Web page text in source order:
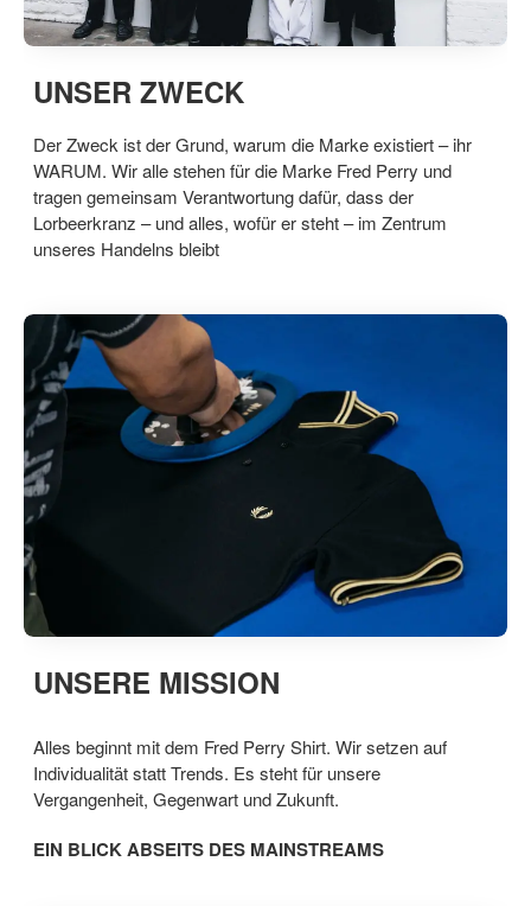
UNSER ZWECK
Der Zweck ist der Grund, warum die Marke existiert – ihr
WARUM. Wir alle stehen für die Marke Fred Perry und
tragen gemeinsam Verantwortung dafür, dass der
Lorbeerkranz – und alles, wofür er steht – im Zentrum
unseres Handelns bleibt
UNSERE MISSION
Alles beginnt mit dem Fred Perry Shirt. Wir setzen auf
Individualität statt Trends. Es steht für unsere
Vergangenheit, Gegenwart und Zukunft.
EIN BLICK ABSEITS DES MAINSTREAMS